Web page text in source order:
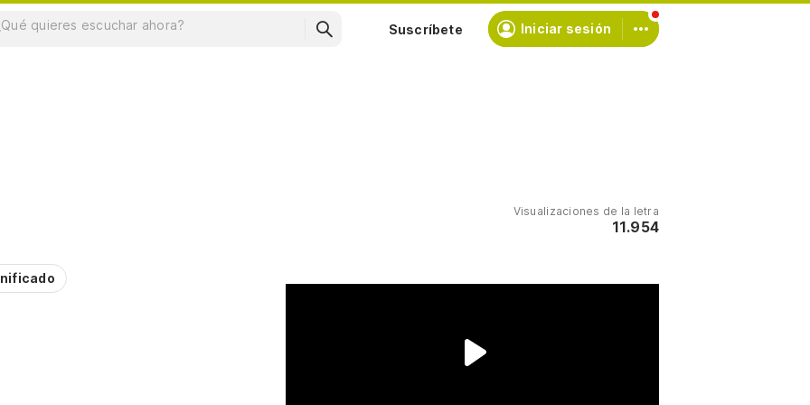
Suscríbete Iniciar sesión
Visualizaciones de la letra
11.954